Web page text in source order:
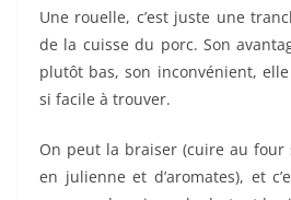
Une rouelle, c’est juste une
de la cuisse du porc. Son
plutôt bas, son inconvénient,
si facile à trouver.
On peut la braiser (cuire au
en julienne et d’aromates), et